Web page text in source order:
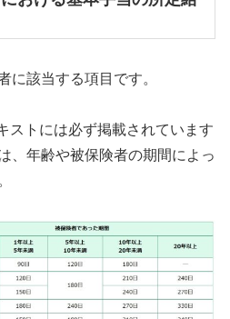
に該当する項目です。
ストには必ず掲載されています
、年齢や被保険者の期間によっ